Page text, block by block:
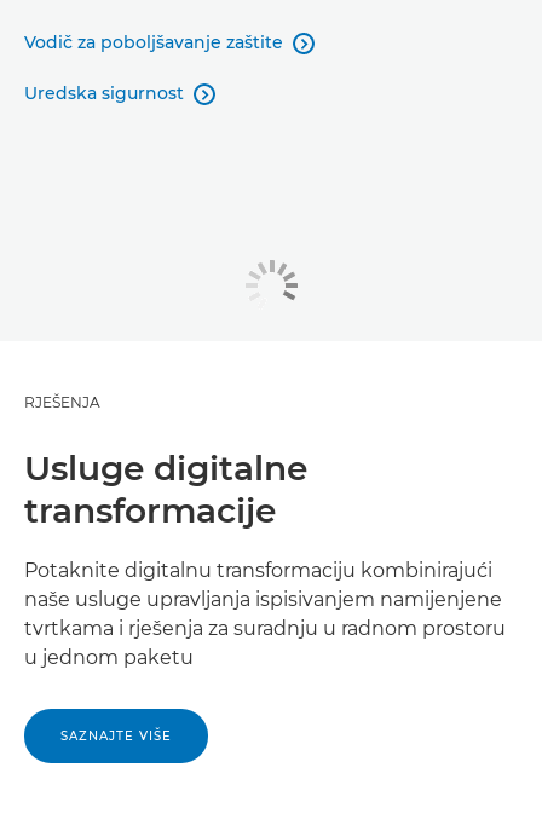
Vodič za poboljšavanje zaštite 
Uredska sigurnost 
RJEŠENJA
Usluge digitalne
transformacije
Potaknite digitalnu transformaciju kombinirajući
naše usluge upravljanja ispisivanjem namijenjene
tvrtkama i rješenja za suradnju u radnom prostoru
u jednom paketu
SAZNAJTE VIŠE